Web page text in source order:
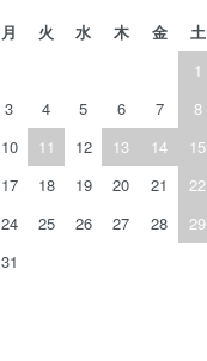
月 火 水 木 金
土
1
3 4 5 6 7
8
10 11 12 13 14
15
17 18 19 20 21
22
24 25 26 27 28
29
31